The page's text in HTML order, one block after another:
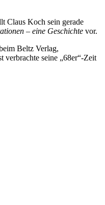
Claus Koch sein gerade
– eine Geschichte vor.
Beltz Verlag,
verbrachte seine „68er“-Zeit